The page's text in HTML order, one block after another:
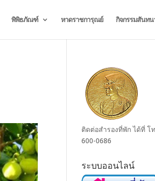
พิพิธภัณฑ์ หาดราชการุณย์ กิจกรรมสันทน
ติดต่อสำรองที่พัก ได้ที่ โ
600-0686
ระบบออนไลน์